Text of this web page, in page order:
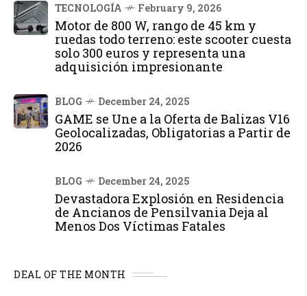
TECNOLOGÍA February 9, 2026
Motor de 800 W, rango de 45 km y
ruedas todo terreno: este scooter cuesta
solo 300 euros y representa una
adquisición impresionante
BLOG December 24, 2025
GAME se Une a la Oferta de Balizas V16
Geolocalizadas, Obligatorias a Partir de
2026
BLOG December 24, 2025
Devastadora Explosión en Residencia
de Ancianos de Pensilvania Deja al
Menos Dos Víctimas Fatales
DEAL OF THE MONTH